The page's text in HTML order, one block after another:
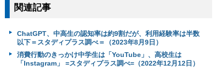
関連記事
ChatGPT、中高生の認知率は約9割だが、利用経験率は半数
以下＝スタディプラス調べ＝（2023年8月9日）
消費行動のきっかけ中学生は「YouTube」、高校生は
「Instagram」 =スタディプラス調べ=（2022年12月12日）